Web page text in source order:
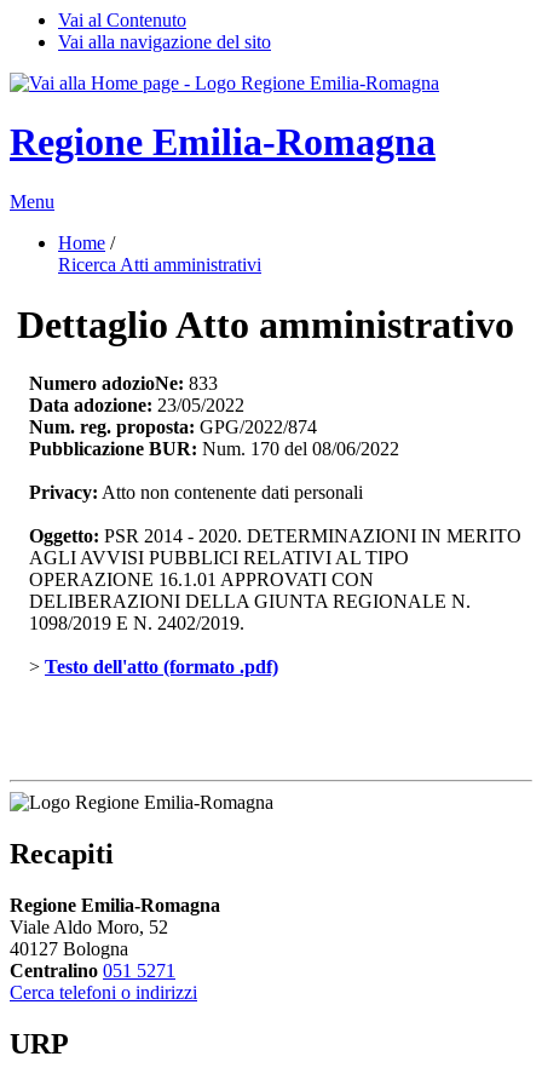
Vai al Contenuto
Vai alla navigazione del sito
Regione Emilia-Romagna
Menu
Home /
Ricerca Atti amministrativi
Dettaglio Atto amministrativo
Numero adozioNe: 833
Data adozione: 23/05/2022
Num. reg. proposta: GPG/2022/874
Pubblicazione BUR: Num. 170 del 08/06/2022
Privacy: Atto non contenente dati personali
Oggetto: PSR 2014 - 2020. DETERMINAZIONI IN MERITO
AGLI AVVISI PUBBLICI RELATIVI AL TIPO
OPERAZIONE 16.1.01 APPROVATI CON
DELIBERAZIONI DELLA GIUNTA REGIONALE N.
1098/2019 E N. 2402/2019.
> Testo dell'atto (formato .pdf)
Recapiti
Regione Emilia-Romagna
Viale Aldo Moro, 52
40127 Bologna
Centralino 051 5271
Cerca telefoni o indirizzi
URP